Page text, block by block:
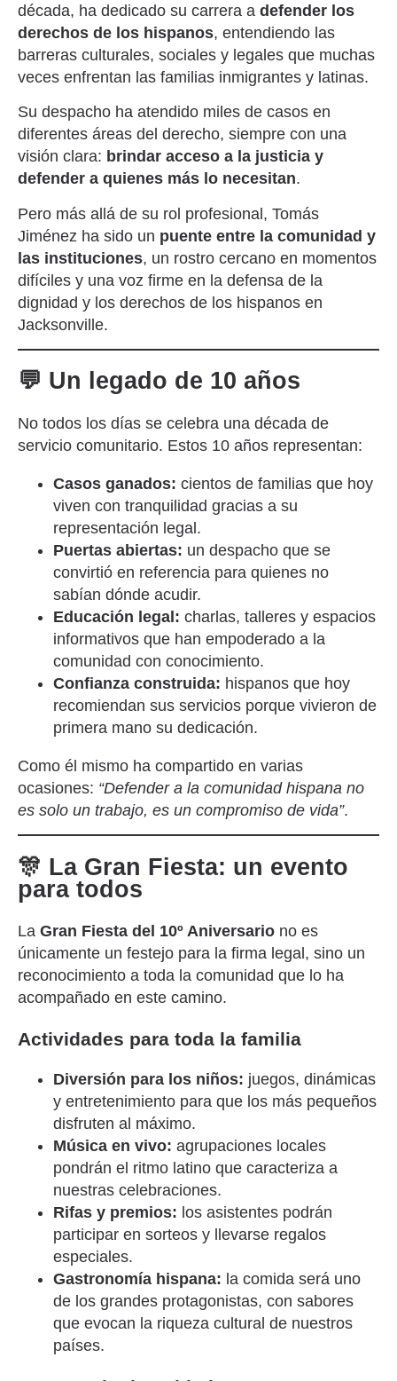
década, ha dedicado su carrera a defender los
derechos de los hispanos, entendiendo las
barreras culturales, sociales y legales que muchas
veces enfrentan las familias inmigrantes y latinas.
Su despacho ha atendido miles de casos en
diferentes áreas del derecho, siempre con una
visión clara: brindar acceso a la justicia y
defender a quienes más lo necesitan.
Pero más allá de su rol profesional, Tomás
Jiménez ha sido un puente entre la comunidad y
las instituciones, un rostro cercano en momentos
difíciles y una voz firme en la defensa de la
dignidad y los derechos de los hispanos en
Jacksonville.
💬 Un legado de 10 años
No todos los días se celebra una década de
servicio comunitario. Estos 10 años representan:
Casos ganados: cientos de familias que hoy
viven con tranquilidad gracias a su
representación legal.
Puertas abiertas: un despacho que se
convirtió en referencia para quienes no
sabían dónde acudir.
Educación legal: charlas, talleres y espacios
informativos que han empoderado a la
comunidad con conocimiento.
Confianza construida: hispanos que hoy
recomiendan sus servicios porque vivieron de
primera mano su dedicación.
Como él mismo ha compartido en varias
ocasiones: “Defender a la comunidad hispana no
es solo un trabajo, es un compromiso de vida”.
🎊 La Gran Fiesta: un evento
para todos
La Gran Fiesta del 10º Aniversario no es
únicamente un festejo para la firma legal, sino un
reconocimiento a toda la comunidad que lo ha
acompañado en este camino.
Actividades para toda la familia
Diversión para los niños: juegos, dinámicas
y entretenimiento para que los más pequeños
disfruten al máximo.
Música en vivo: agrupaciones locales
pondrán el ritmo latino que caracteriza a
nuestras celebraciones.
Rifas y premios: los asistentes podrán
participar en sorteos y llevarse regalos
especiales.
Gastronomía hispana: la comida será uno
de los grandes protagonistas, con sabores
que evocan la riqueza cultural de nuestros
países.